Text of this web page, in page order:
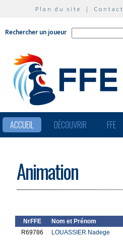
Plan du site | Contact
Rechercher un joueur
ACCUEIL DÉCOUVRIR FFE
Animation
NrFFE Nom et Prénom
R69786
LOUASSIER Nadege